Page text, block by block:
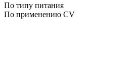
По типу питания
По применению CV